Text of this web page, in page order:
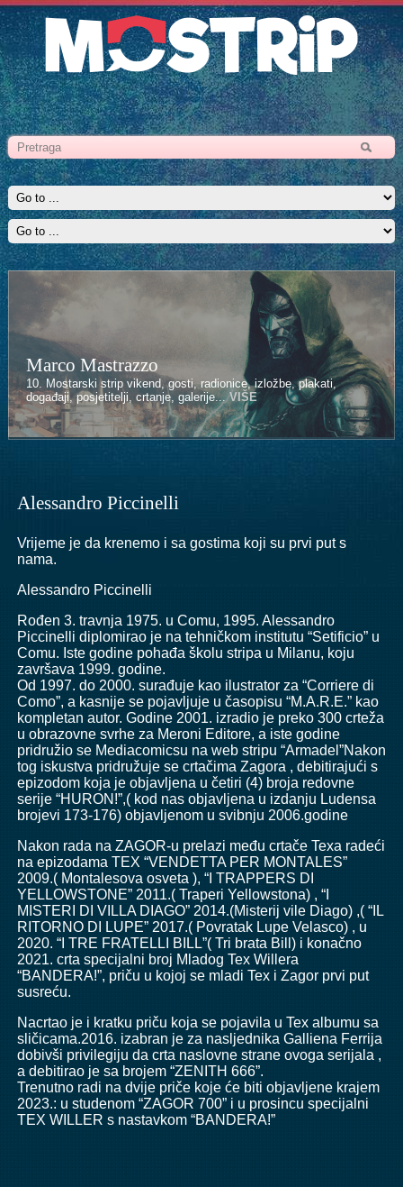
Marco Mastrazzo
10. Mostarski strip vikend, gosti, radionice, izložbe, plakati,
događaji, posjetitelji, crtanje, galerije...VIŠE
Kenan Halilović
10. Mostarski strip vikend, gosti, radionice, izložbe, plakati,
događaji, posjetitelji, crtanje, galerije...VIŠE
Alessandro Piccinelli
Vrijeme je da krenemo i sa gostima koji su prvi put s
nama.
Alessandro Piccinelli
Rođen 3. travnja 1975. u Comu, 1995. Alessandro
Piccinelli diplomirao je na tehničkom institutu “Setificio” u
Comu. Iste godine pohađa školu stripa u Milanu, koju
završava 1999. godine.
Od 1997. do 2000. surađuje kao ilustrator za “Corriere di
Como”, a kasnije se pojavljuje u časopisu “M.A.R.E.” kao
kompletan autor. Godine 2001. izradio je preko 300 crteža
u obrazovne svrhe za Meroni Editore, a iste godine
pridružio se Mediacomicsu na web stripu “Armadel”Nakon
tog iskustva pridružuje se crtačima Zagora , debitirajući s
epizodom koja je objavljena u četiri (4) broja redovne
serije “HURON!”,( kod nas objavljena u izdanju Ludensa
brojevi 173-176) objavljenom u svibnju 2006.godine
Nakon rada na ZAGOR-u prelazi među crtače Texa radeći
na epizodama TEX “VENDETTA PER MONTALES”
2009.( Montalesova osveta ), “I TRAPPERS DI
YELLOWSTONE” 2011.( Traperi Yellowstona) , “I
MISTERI DI VILLA DIAGO” 2014.(Misterij vile Diago) ,( “IL
RITORNO DI LUPE” 2017.( Povratak Lupe Velasco) , u
2020. “I TRE FRATELLI BILL”( Tri brata Bill) i konačno
2021. crta specijalni broj Mladog Tex Willera
“BANDERA!”, priču u kojoj se mladi Tex i Zagor prvi put
susreću.
Nacrtao je i kratku priču koja se pojavila u Tex albumu sa
sličicama.2016. izabran je za nasljednika Galliena Ferrija
dobivši privilegiju da crta naslovne strane ovoga serijala ,
a debitirao je sa brojem “ZENITH 666”.
Trenutno radi na dvije priče koje će biti objavljene krajem
2023.: u studenom “ZAGOR 700” i u prosincu specijalni
TEX WILLER s nastavkom “BANDERA!”